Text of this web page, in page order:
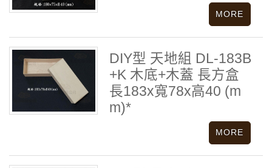
DIY型 天地組 DL-183B
+K 木底+木蓋 長方盒
長183x寬78x高40 (m
m)*